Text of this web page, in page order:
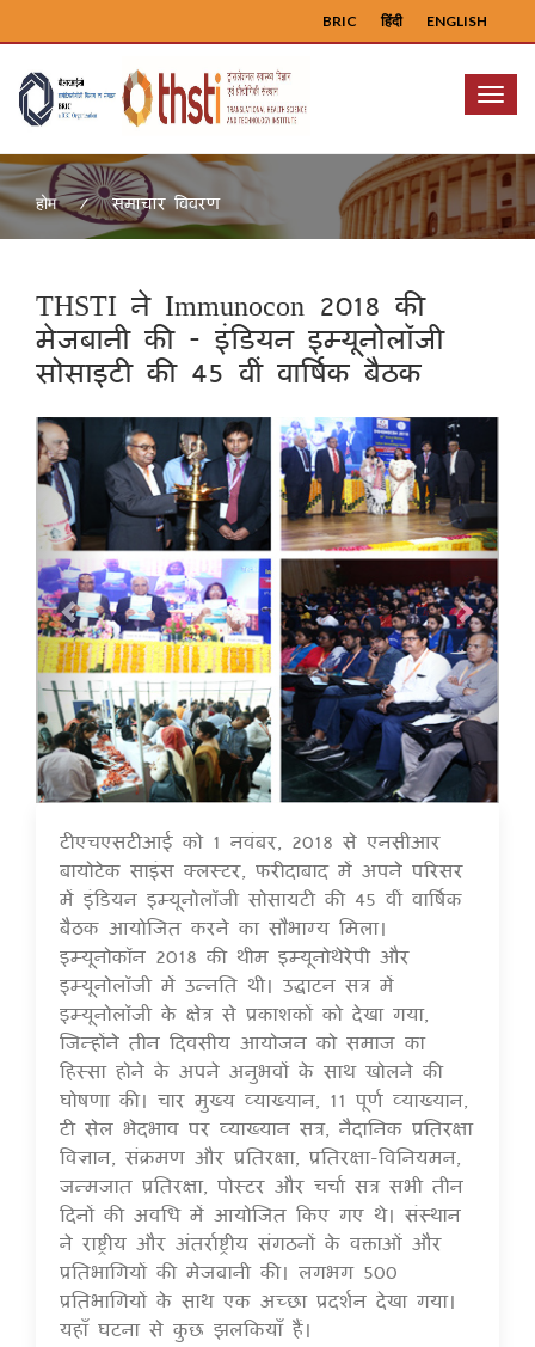
ENGLISH
हिंदी
BRIC
Menu
होम समाचार विवरण
THSTI ने Immunocon 2018 की
मेजबानी की - इंडियन इम्यूनोलॉजी
सोसाइटी की 45 वीं वार्षिक बैठक
Previous
16 Jul 2020
टीएचएसटीआई को 1 नवंबर, 2018 से एनसीआर
बायोटेक साइंस क्लस्टर, फरीदाबाद में अपने परिसर
में इंडियन इम्यूनोलॉजी सोसायटी की 45 वीं वार्षिक
बैठक आयोजित करने का सौभाग्य मिला।
इम्यूनोकॉन 2018 की थीम इम्यूनोथेरेपी और
इम्यूनोलॉजी में उन्नति थी। उद्घाटन सत्र में
इम्यूनोलॉजी के क्षेत्र से प्रकाशकों को देखा गया,
जिन्होंने तीन दिवसीय आयोजन को समाज का
हिस्सा होने के अपने अनुभवों के साथ खोलने की
घोषणा की। चार मुख्य व्याख्यान, 11 पूर्ण व्याख्यान,
टी सेल भेदभाव पर व्याख्यान सत्र, नैदानिक प्रतिरक्षा
विज्ञान, संक्रमण और प्रतिरक्षा, प्रतिरक्षा-विनियमन,
जन्मजात प्रतिरक्षा, पोस्टर और चर्चा सत्र सभी तीन
दिनों की अवधि में आयोजित किए गए थे। संस्थान
ने राष्ट्रीय और अंतर्राष्ट्रीय संगठनों के वक्ताओं और
प्रतिभागियों की मेजबानी की। लगभग 500
प्रतिभागियों के साथ एक अच्छा प्रदर्शन देखा गया।
यहाँ घटना से कुछ झलकियाँ हैं।